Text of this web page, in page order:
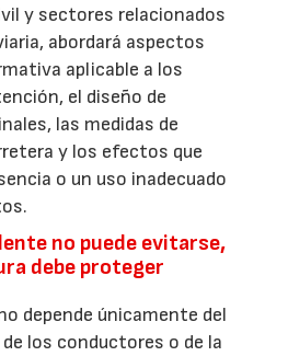
y sectores relacionados
abordará aspectos
aplicable a los
el diseño de
las medidas de
y los efectos que
o un uso inadecuado
no puede evitarse,
debe proteger
depende únicamente del
los conductores o de la